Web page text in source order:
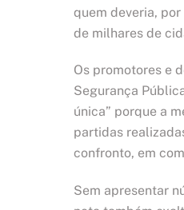
quem deveria,
de milhares de
Os promotores e
Segurança
única” porque a
partidas
confronto, em
Sem apresentar